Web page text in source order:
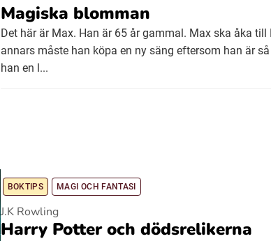
Magiska blomman
Det här är Max. Han är 65 år gammal. Max ska åka
annars måste han köpa en ny säng eftersom han är
han en l...
BOKTIPS MAGI OCH FANTASI
J.K Rowling
Harry Potter och dödsrelikerna